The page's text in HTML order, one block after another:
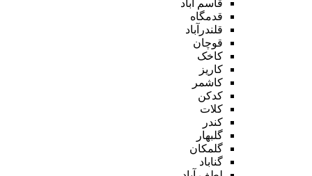
قاسم آباد
قدمگاه
قلندرآباد
قوچان
کاخک
کاریز
کاشمر
کدکن
کلات
کندر
گلبهار
گلمکان
گناباد